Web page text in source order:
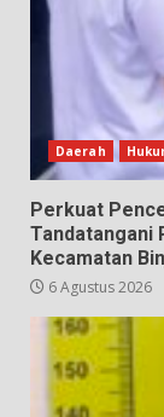
Daerah
Perkuat
Tandatangani
Kecamatan
6 Agustus 2026